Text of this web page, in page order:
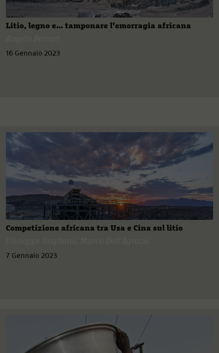
Litio, legno e… tamponare l’emorragia africana
16 Gennaio 2023
Competizione africana tra Usa e Cina sul litio
7 Gennaio 2023